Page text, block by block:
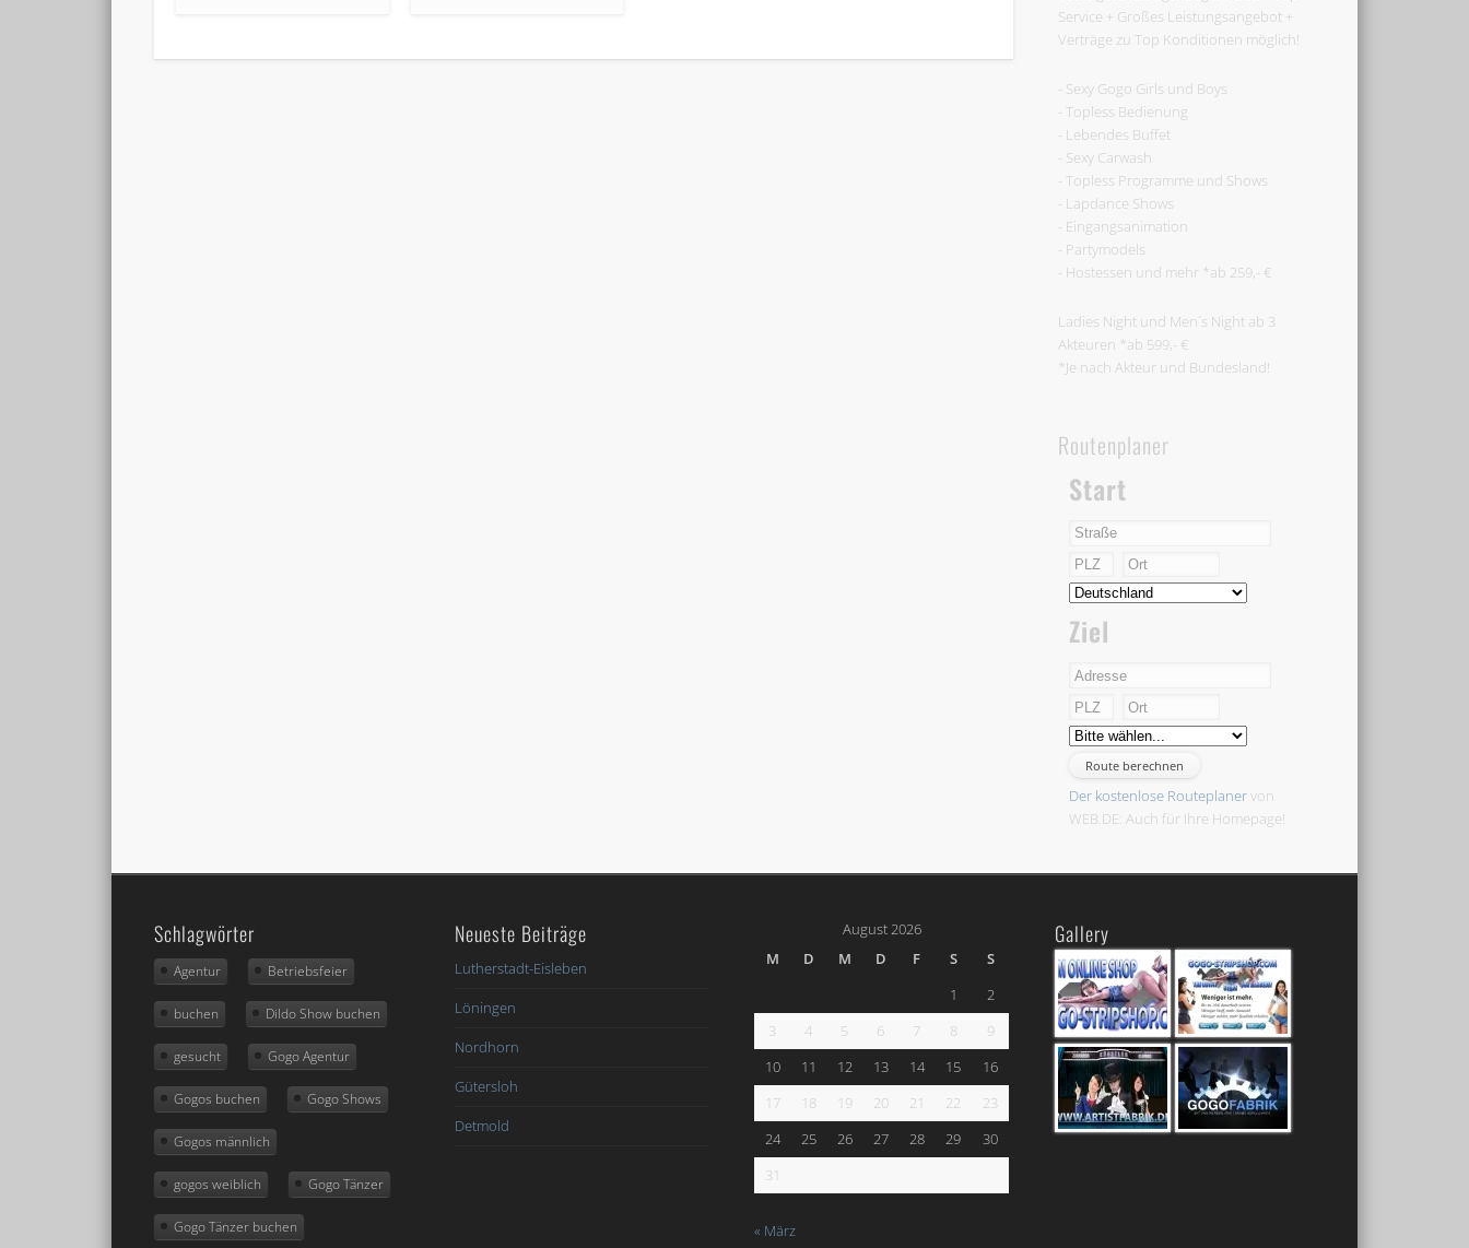
Service + Großes Leistungsangebot +
Verträge zu Top Konditionen möglich!
- Sexy Gogo Girls und Boys
- Topless Bedienung
- Lebendes Buffet
- Sexy Carwash
- Topless Programme und Shows
- Lapdance Shows
- Eingangsanimation
- Partymodels
- Hostessen und mehr *ab 259,- €
Ladies Night und Men´s Night ab 3
Akteuren *ab 599,- €
*Je nach Akteur und Bundesland!
Routenplaner
Start
Ziel
Der kostenlose Routeplanervon
WEB.DE: Auch für Ihre Homepage!
Schlagwörter
Agentur Betriebsfeier
buchen Dildo Show buchen
gesucht Gogo Agentur
Gogos buchen Gogo Shows
Gogos männlich
gogos weiblich Gogo Tänzer
Gogo Tänzer buchen
Neueste Beiträge
Lutherstadt-Eisleben
Löningen
Nordhorn
Gütersloh
Detmold
August 2026
M
D M D F S
S
1
2
3
4 5 6 7 8
9
10
11 12 13 14 15
16
17
18 19 20 21 22
23
24
25 26 27 28 29
30
31
« März
Gallery